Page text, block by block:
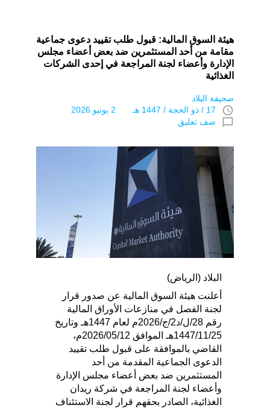
هيئة السوق المالية: قبول طلب تقييد دعوى جماعية
مقامة من أحد المستثمرين ضد بعض أعضاء مجلس
الإدارة وأعضاء لجنة المراجعة في إحدى الشركات
الغذائية
صحيفة البلاد
access_time 17 / ذو الحجة / 1447 هـ 2 يونيو 2026
chat_bubble_outline ضف تعليق
البلاد (الرياض)
أعلنت هيئة السوق المالية عن صدور قرار
لجنة الفصل في منازعات الأوراق المالية
رقم 28/ل/د2/ج/2026م لعام 1447هـ وتاريخ
1447/11/25هـ الموافق 2026/05/12م،
القاضي بالموافقة على قبول طلب تقييد
الدعوى الجماعية المقدمة من أحد
المستثمرين ضد بعض أعضاء مجلس الإدارة
وأعضاء لجنة المراجعة في شركة ريدان
الغذائية، الصادر بحقهم قرار لجنة الاستئناف